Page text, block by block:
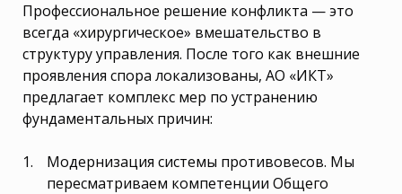
Профессиональное решение конфликта — это
всегда «хирургическое» вмешательство в
структуру управления. После того как внешние
проявления спора локализованы, АО «ИКТ»
предлагает комплекс мер по устранению
фундаментальных причин:
Модернизация системы противовесов. Мы
пересматриваем компетенции Общего